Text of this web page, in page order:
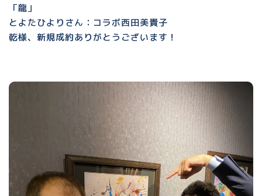
「龍」
とよたひよりさん：コラボ西田美貴子
乾様、新規成約ありがとうございます！